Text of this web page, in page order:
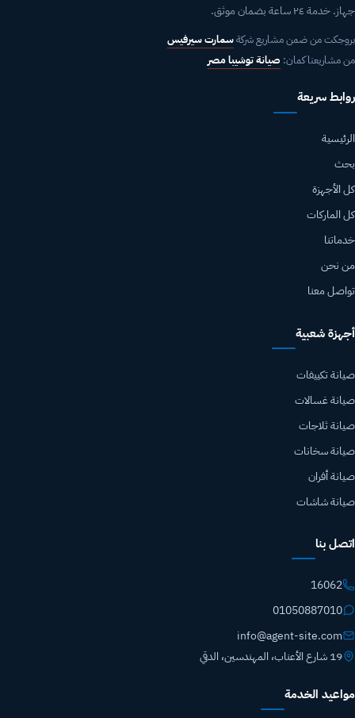
جهاز. خدمة ٢٤ ساعة بضمان موثق.
بروجكت من ضمن مشاريع شركةسمارت سيرفيس
من مشاريعنا كمان: صيانة توشيبا مصر
روابط سريعة
الرئيسية
بحث
كل الأجهزة
كل الماركات
خدماتنا
من نحن
تواصل معنا
أجهزة شعبية
صيانة تكييفات
صيانة غسالات
صيانة ثلاجات
صيانة سخانات
صيانة أفران
صيانة شاشات
اتصل بنا
16062
01050887010
info@agent-site.com
19 شارع الأعناب، المهندسين، الدقي
مواعيد الخدمة